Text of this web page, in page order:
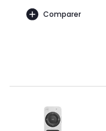
Comparer